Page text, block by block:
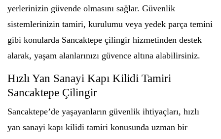
yerlerinizin güvende olmasını sağlar. Güvenlik
sistemlerinizin tamiri, kurulumu veya yedek parça temini
gibi konularda Sancaktepe çilingir hizmetinden destek
alarak, yaşam alanlarınızı güvence altına alabilirsiniz.
Hızlı Yan Sanayi Kapı Kilidi Tamiri
Sancaktepe Çilingir
Sancaktepe’de yaşayanların güvenlik ihtiyaçları, hızlı
yan sanayi kapı kilidi tamiri konusunda uzman bir